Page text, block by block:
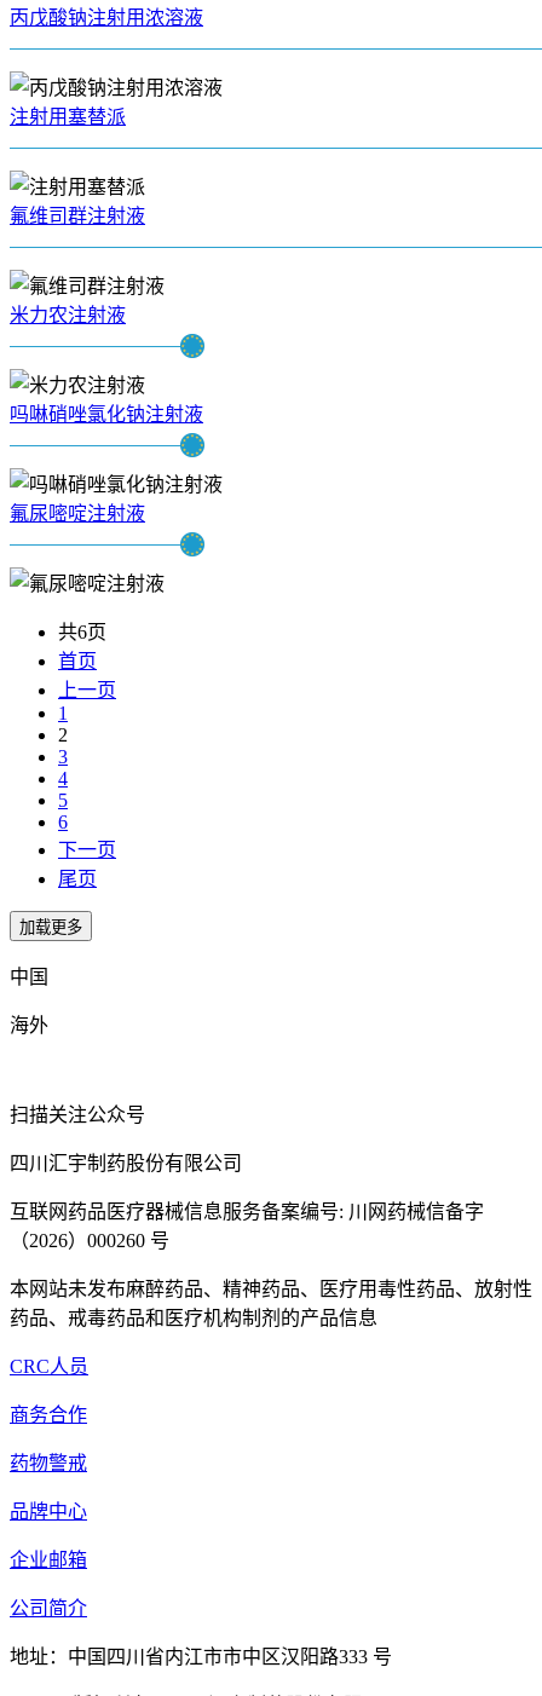
丙戊酸钠注射用浓溶液
注射用塞替派
氟维司群注射液
米力农注射液
吗啉硝唑氯化钠注射液
氟尿嘧啶注射液
共6页
首页
上一页
1
2
3
4
5
6
下一页
尾页
中国
海外
扫描关注公众号
四川汇宇制药股份有限公司
互联网药品医疗器械信息服务备案编号: 川网药械信备字
（2026）000260 号
本网站未发布麻醉药品、精神药品、医疗用毒性药品、放射性
药品、戒毒药品和医疗机构制剂的产品信息
CRC人员
商务合作
药物警戒
品牌中心
企业邮箱
公司简介
地址：中国四川省内江市市中区汉阳路333 号